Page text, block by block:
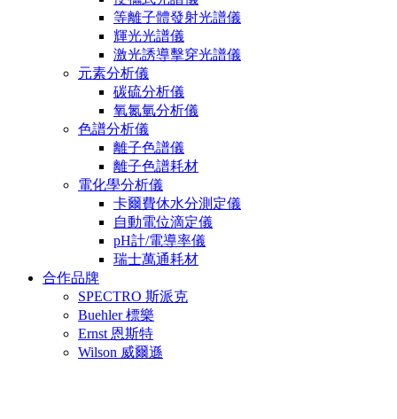
等離子體發射光譜儀
輝光光譜儀
激光誘導擊穿光譜儀
元素分析儀
碳硫分析儀
氧氮氫分析儀
色譜分析儀
離子色譜儀
離子色譜耗材
電化學分析儀
卡爾費休水分測定儀
自動電位滴定儀
pH計/電導率儀
瑞士萬通耗材
合作品牌
SPECTRO 斯派克
Buehler 標樂
Ernst 恩斯特
Wilson 威爾遜